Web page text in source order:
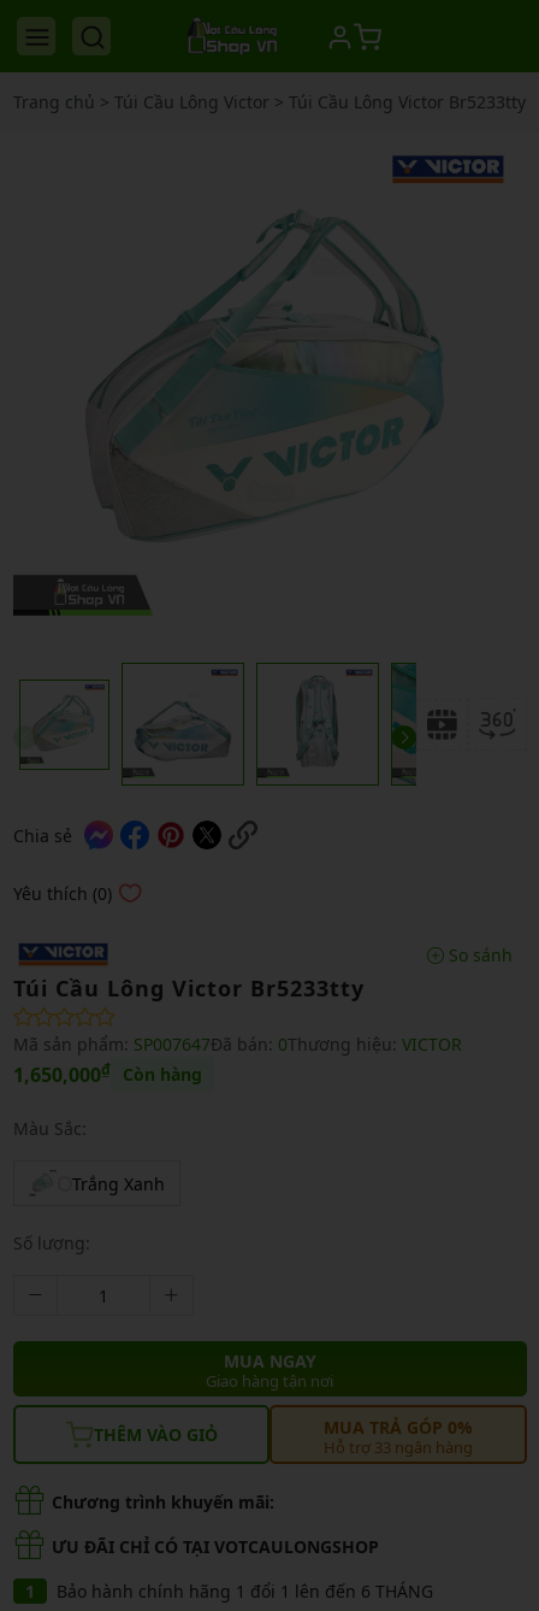
Trang chủ > Túi Cầu Lông Victor > Túi Cầu Lông Victor Br5233tty
Chia sẻ
Yêu thích (0)
So sánh
Túi Cầu Lông Victor Br5233tty
Mã sản phẩm: SP007647Đã bán: 0Thương hiệu: VICTOR
1,650,000₫ Còn hàng
Màu Sắc:
Trắng Xanh
Số lượng:
MUA NGAY
Giao hàng tận nơi
THÊM VÀO GIỎ MUA TRẢ GÓP 0%
Hỗ trợ 33 ngân hàng
Chương trình khuyến mãi:
ƯU ĐÃI CHỈ CÓ TẠI VOTCAULONGSHOP
Bảo hành chính hãng 1 đổi 1 lên đến 6 THÁNG